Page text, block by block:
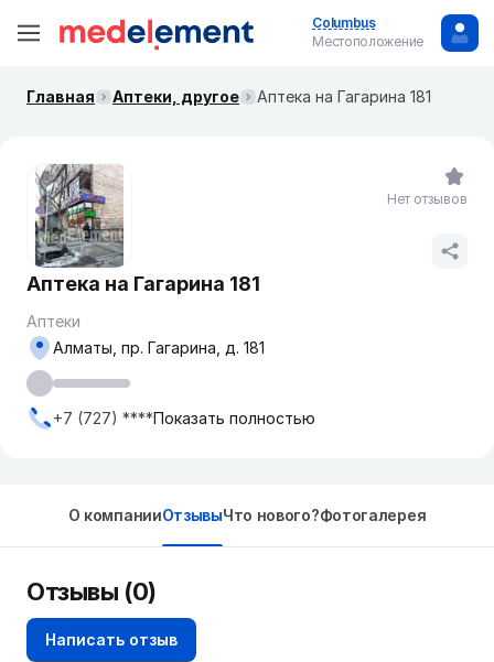
Columbus
Местоположение
Главная Аптеки, другое Аптека на Гагарина 181
Аптека на Гагарина 181
Аптеки
Алматы, пр. Гагарина, д. 181
+7 (727) ****Показать полностью
Нет отзывов
О компанииОтзывыЧто нового?Фотогалерея
Отзывы (0)
Написать отзыв